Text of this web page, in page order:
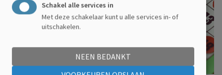
18.10.2026
Schakel alle services in
Met deze schakelaar kunt u alle services in- of
uitschakelen.
NEEN BEDANKT